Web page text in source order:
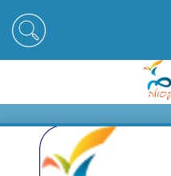
הים ג